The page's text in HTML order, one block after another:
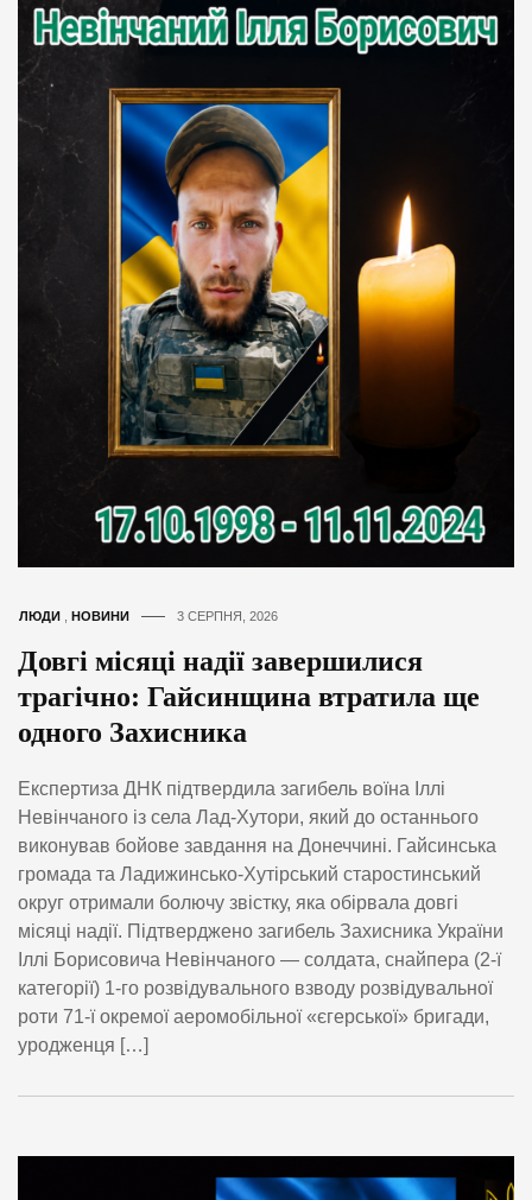
ЛЮДИ НОВИНИ 3 СЕРПНЯ, 2026
Довгі місяці надії завершилися
трагічно: Гайсинщина втратила ще
одного Захисника
Експертиза ДНК підтвердила загибель воїна Іллі
Невінчаного із села Лад-Хутори, який до останнього
виконував бойове завдання на Донеччині. Гайсинська
громада та Ладижинсько-Хутірський старостинський
округ отримали болючу звістку, яка обірвала довгі
місяці надії. Підтверджено загибель Захисника України
Іллі Борисовича Невінчаного — солдата, снайпера (2-ї
категорії) 1-го розвідувального взводу розвідувальної
роти 71-ї окремої аеромобільної «єгерської» бригади,
уродженця […]